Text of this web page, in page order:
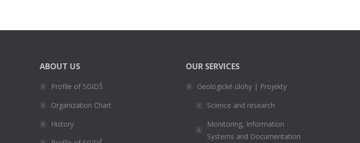
ABOUT US
Profile of SGIDŠ
Organization Chart
History
OUR SERVICES
Geologické úlohy | Projekty
Science and research
Monitoring, Information
Systems and Documentation